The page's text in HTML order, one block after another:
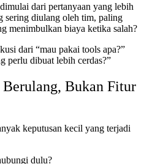
dari pertanyaan yang lebih
sering diulang oleh tim, paling
menimbulkan biaya ketika salah?
dari “mau pakai tools apa?”
perlu dibuat lebih cerdas?”
Bukan Fitur
keputusan kecil yang terjadi
dulu?